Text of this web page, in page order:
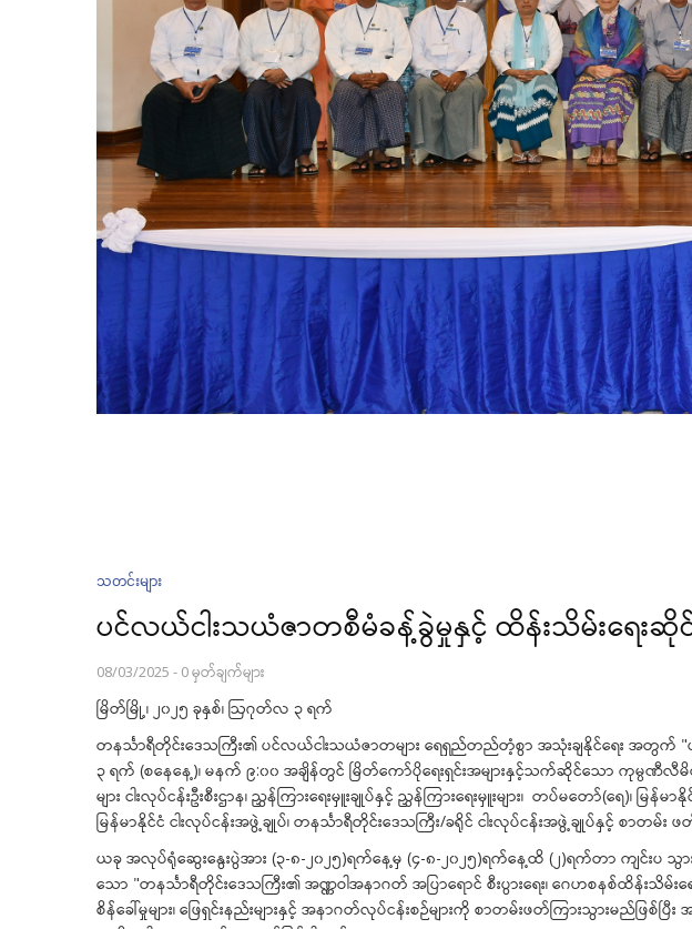
သတင်းများ
ပင်လယ်ငါးသယံဇာတစီမံခန့်ခွဲမှုနှင့် ထိန်းသိမ်းရေးဆိုင်
08/03/2025 - 0 မှတ်ချက်များ
မြိတ်မြို့၊ ၂၀၂၅ ခုနှစ်၊ ဩဂုတ်လ ၃ ရက်
တနင်္သာရီတိုင်းဒေသကြီး၏ ပင်လယ်ငါးသယံဇာတများ ရေရှည်တည်တံ့စွာ အသုံးချနိုင်ရေး အတွက်
၃ ရက် (စနေနေ့)၊ မနက် ၉:၀၀ အချိန်တွင် မြိတ်ကော်ပိုရေးရှင်းအများနှင့်သက်ဆိုင်သော ကုမ္ပဏီလီမိ
များ ငါးလုပ်ငန်းဦးစီးဌာန၊ ညွှန်ကြားရေးမှူးချုပ်နှင့် ညွှန်ကြားရေးမှူးများ၊ တပ်မတော်(ရေ)၊ မ
မြန်မာနိုင်ငံ ငါးလုပ်ငန်းအဖွဲ့ချုပ်၊ တနင်္သာရီတိုင်းဒေသကြီး/ခရိုင် ငါးလုပ်ငန်းအဖွဲ့ချုပ်နှင့် စာတမ်း
ယခု အလုပ်ရုံဆွေးနွေးပွဲအား (၃-၈-၂၀၂၅)ရက်နေ့မှ (၄-၈-၂၀၂၅)ရက်နေ့ထိ (၂)ရက်တာ ကျင်းပ သွ
သော "တနင်္သာရီတိုင်းဒေသကြီး၏ အဏ္ဏဝါအနာဂတ် အပြာရောင် စီးပွားရေး၊ ဂေဟစနစ်ထိန်းသိ
စိန်ခေါ်မှုများ၊ ဖြေရှင်းနည်းများနှင့် အနာဂတ်လုပ်ငန်းစဉ်များကို စာတမ်းဖတ်ကြားသွားမည်ဖ